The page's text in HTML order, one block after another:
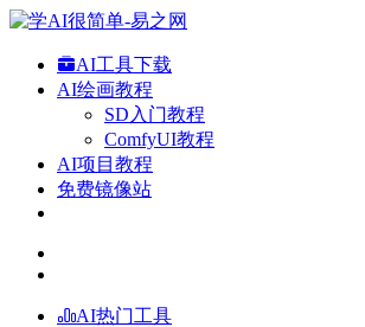
AI工具下载
AI绘画教程
SD入门教程
ComfyUI教程
AI项目教程
免费镜像站
AI热门工具